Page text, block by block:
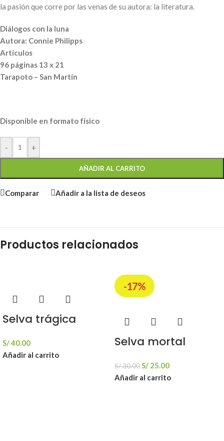
la pasión que corre por las venas de su autora: la literatura.
Diálogos con la luna
Autora: Connie Philipps
Artículos
96 páginas 13 x 21
Tarapoto – San Martín
Disponible en formato físico
- +
AÑADIR AL CARRITO
Comparar Añadir a la lista de deseos
Productos relacionados
Selva trágica
S/40.00
Añadir al carrito
-17%
Selva mortal
S/30.00S/ 25.00
Añadir al carrito